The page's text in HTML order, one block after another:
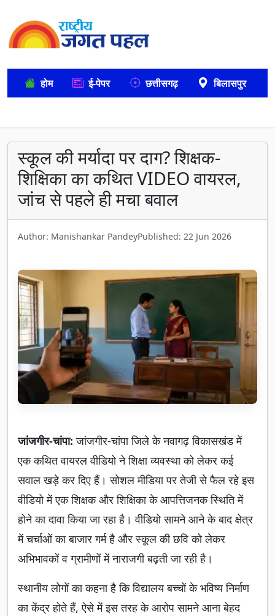
होम ई-पेपर छत्तीसगढ़ बिलासपुर
स्कूल की मर्यादा पर दाग? शिक्षक-
शिक्षिका का कथित VIDEO वायरल,
जांच से पहले ही मचा बवाल
Author: Manishankar PandeyPublished: 22 Jun 2026
जांजगीर-चांपा: जांजगीर-चांपा जिले के नवागढ़ विकासखंड में
एक कथित वायरल वीडियो ने शिक्षा व्यवस्था को लेकर कई
सवाल खड़े कर दिए हैं। सोशल मीडिया पर तेजी से फैल रहे इस
वीडियो में एक शिक्षक और शिक्षिका के आपत्तिजनक स्थिति में
होने का दावा किया जा रहा है। वीडियो सामने आने के बाद क्षेत्र
में चर्चाओं का बाजार गर्म है और स्कूल की छवि को लेकर
अभिभावकों व ग्रामीणों में नाराजगी बढ़ती जा रही है।
स्थानीय लोगों का कहना है कि विद्यालय बच्चों के भविष्य निर्माण
का केंद्र होते हैं, ऐसे में इस तरह के आरोप सामने आना बेहद